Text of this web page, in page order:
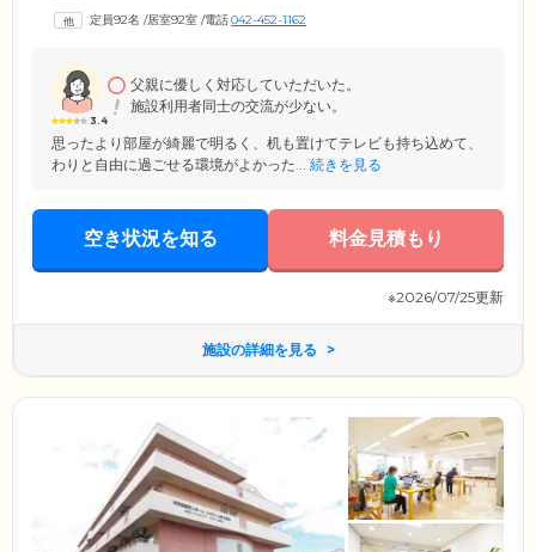
し、健康維持や病気の予防に努めています。緊急時には、迅速に協力医
定員92名 /居室92室 /電話042-452-1162
3.4
父親に優しく対応していただいた。
施設利用者同士の交流が少ない。
思ったより部屋が綺麗で明るく、机も置けてテレビも持ち込めて、
わりと自由に過ごせる環境がよかった... 続きを見る
空き状況を知る 料金見積もり
※2026/07/25更新
施設の詳細を見る